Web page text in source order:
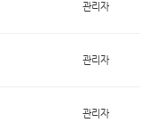
관리자
관리자
관리자